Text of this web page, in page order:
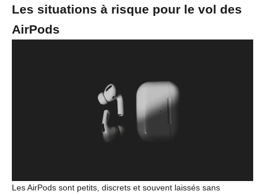
Les situations à risque pour le vol des
AirPods
Les AirPods sont petits, discrets et souvent laissés sans